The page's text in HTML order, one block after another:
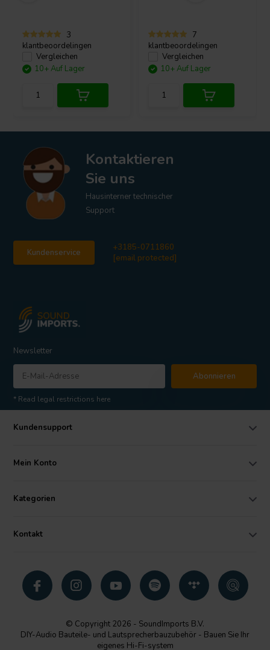
3
klantbeoordelingen
Vergleichen
10+ Auf Lager
7
klantbeoordelingen
Vergleichen
10+ Auf Lager
Kontaktieren
Sie uns
Hausinterner technischer
Support
Kundenservice
+3185-0711860
[email protected]
Newsletter
Abonnieren
* Read legal restrictions here
Kundensupport
Mein Konto
Kategorien
Kontakt
© Copyright 2026 - SoundImports B.V.
DIY-Audio Bauteile- und Lautsprecherbauzubehör - Bauen Sie Ihr
eigenes Hi-Fi-system